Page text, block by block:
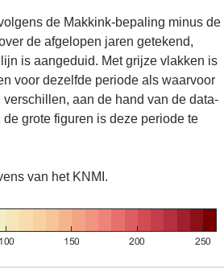
de Makkink-bepaling minus de
de afgelopen jaren getekend,
is aangeduid. Met grijze vlakken is
voor dezelfde periode als waarvoor
aan de hand van de data-
grote figuren is deze periode te
van het KNMI.